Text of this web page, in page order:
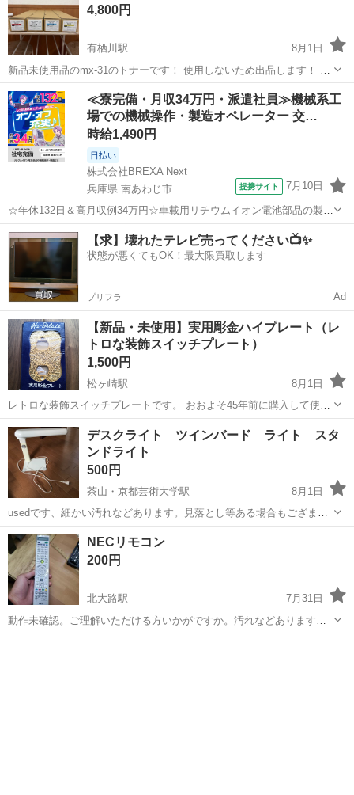
4,800円
有栖川駅
8月1日
新品未使用品のmx-31のトナーです！ 使用しないため出品します！ 他
のところでも出品してますので取り消す可能性もございます！
京都 京都市 有栖川駅 その他 複合機
≪寮完備・月収34万円・派遣社員≫機械系工
場での機械操作・製造オペレーター 交…
時給1,490円
日払い
株式会社BREXA Next
兵庫県 南あわじ市
提携サイト 7月10日
☆年休132日＆高月収例34万円☆車載用リチウムイオン電池部品の製造
／4勤2休でオフも充実♪／家具・家電付き社宅あり＆前払いで生活支援
物資が受け取れる◎／20〜40代男女活躍中！ 車載用リチウムイオン電
池部品の製造 車載用...
兵庫 南あわじ市 その他
【求】壊れたテレビ売ってください📺✨
状態が悪くてもOK！最大限買取します
プリフラ Ad
【新品・未使用】実用彫金ハイプレート（レ
トロな装飾スイッチプレート）
1,500円
松ヶ崎駅
8月1日
レトロな装飾スイッチプレートです。 おおよそ45年前に購入して使っ
ていなかったもので、箱は汚れていますが中身は美品（新品・未使
用）です。 純銅製のパネルに彫金を施し純金（24K）メッキ仕上げと
なっており、彫金の模様が光の...
京都 松ヶ崎駅 その他
デスクライト ツインバード ライト スタ
ンドライト
500円
茶山・京都芸術大学駅
8月1日
usedです、細かい汚れなどあります。見落とし等ある場合もござま
す。 ライトはつきます。確認済画像2(ただ今後の補償はできかねま
す。) 画像3カバーが割れています。 気にならない方でお願い致しま
す。 いかなる場合も、...
京都 京都市 茶山・京都芸術大学駅
NECリモコン
200円
北大路駅
7月31日
動作未確認。ご理解いただける方いかがですか。汚れなどあります。